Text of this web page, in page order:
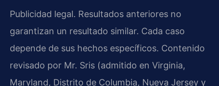
Publicidad legal. Resultados anteriores no
garantizan un resultado similar. Cada caso
depende de sus hechos específicos. Contenido
revisado por Mr. Sris (admitido en Virginia,
Maryland, Distrito de Columbia, Nueva Jersey y